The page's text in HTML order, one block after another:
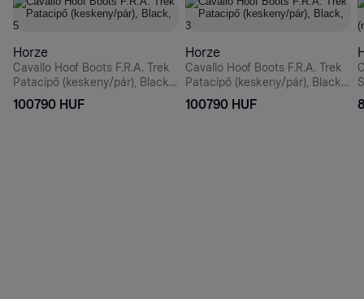
Horze
Cavallo Hoof Boots F.R.A. Trek
Patacipő (keskeny/pár), Black,
5
100790 HUF
Horze
Cavallo Hoof Boots F.R.A. Trek
Patacipő (keskeny/pár), Black,
3
100790 HUF